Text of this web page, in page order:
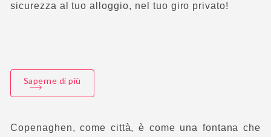
sicurezza al tuo alloggio, nel tuo giro privato!
Saperne di più
Copenaghen, come città, è come una fontana che